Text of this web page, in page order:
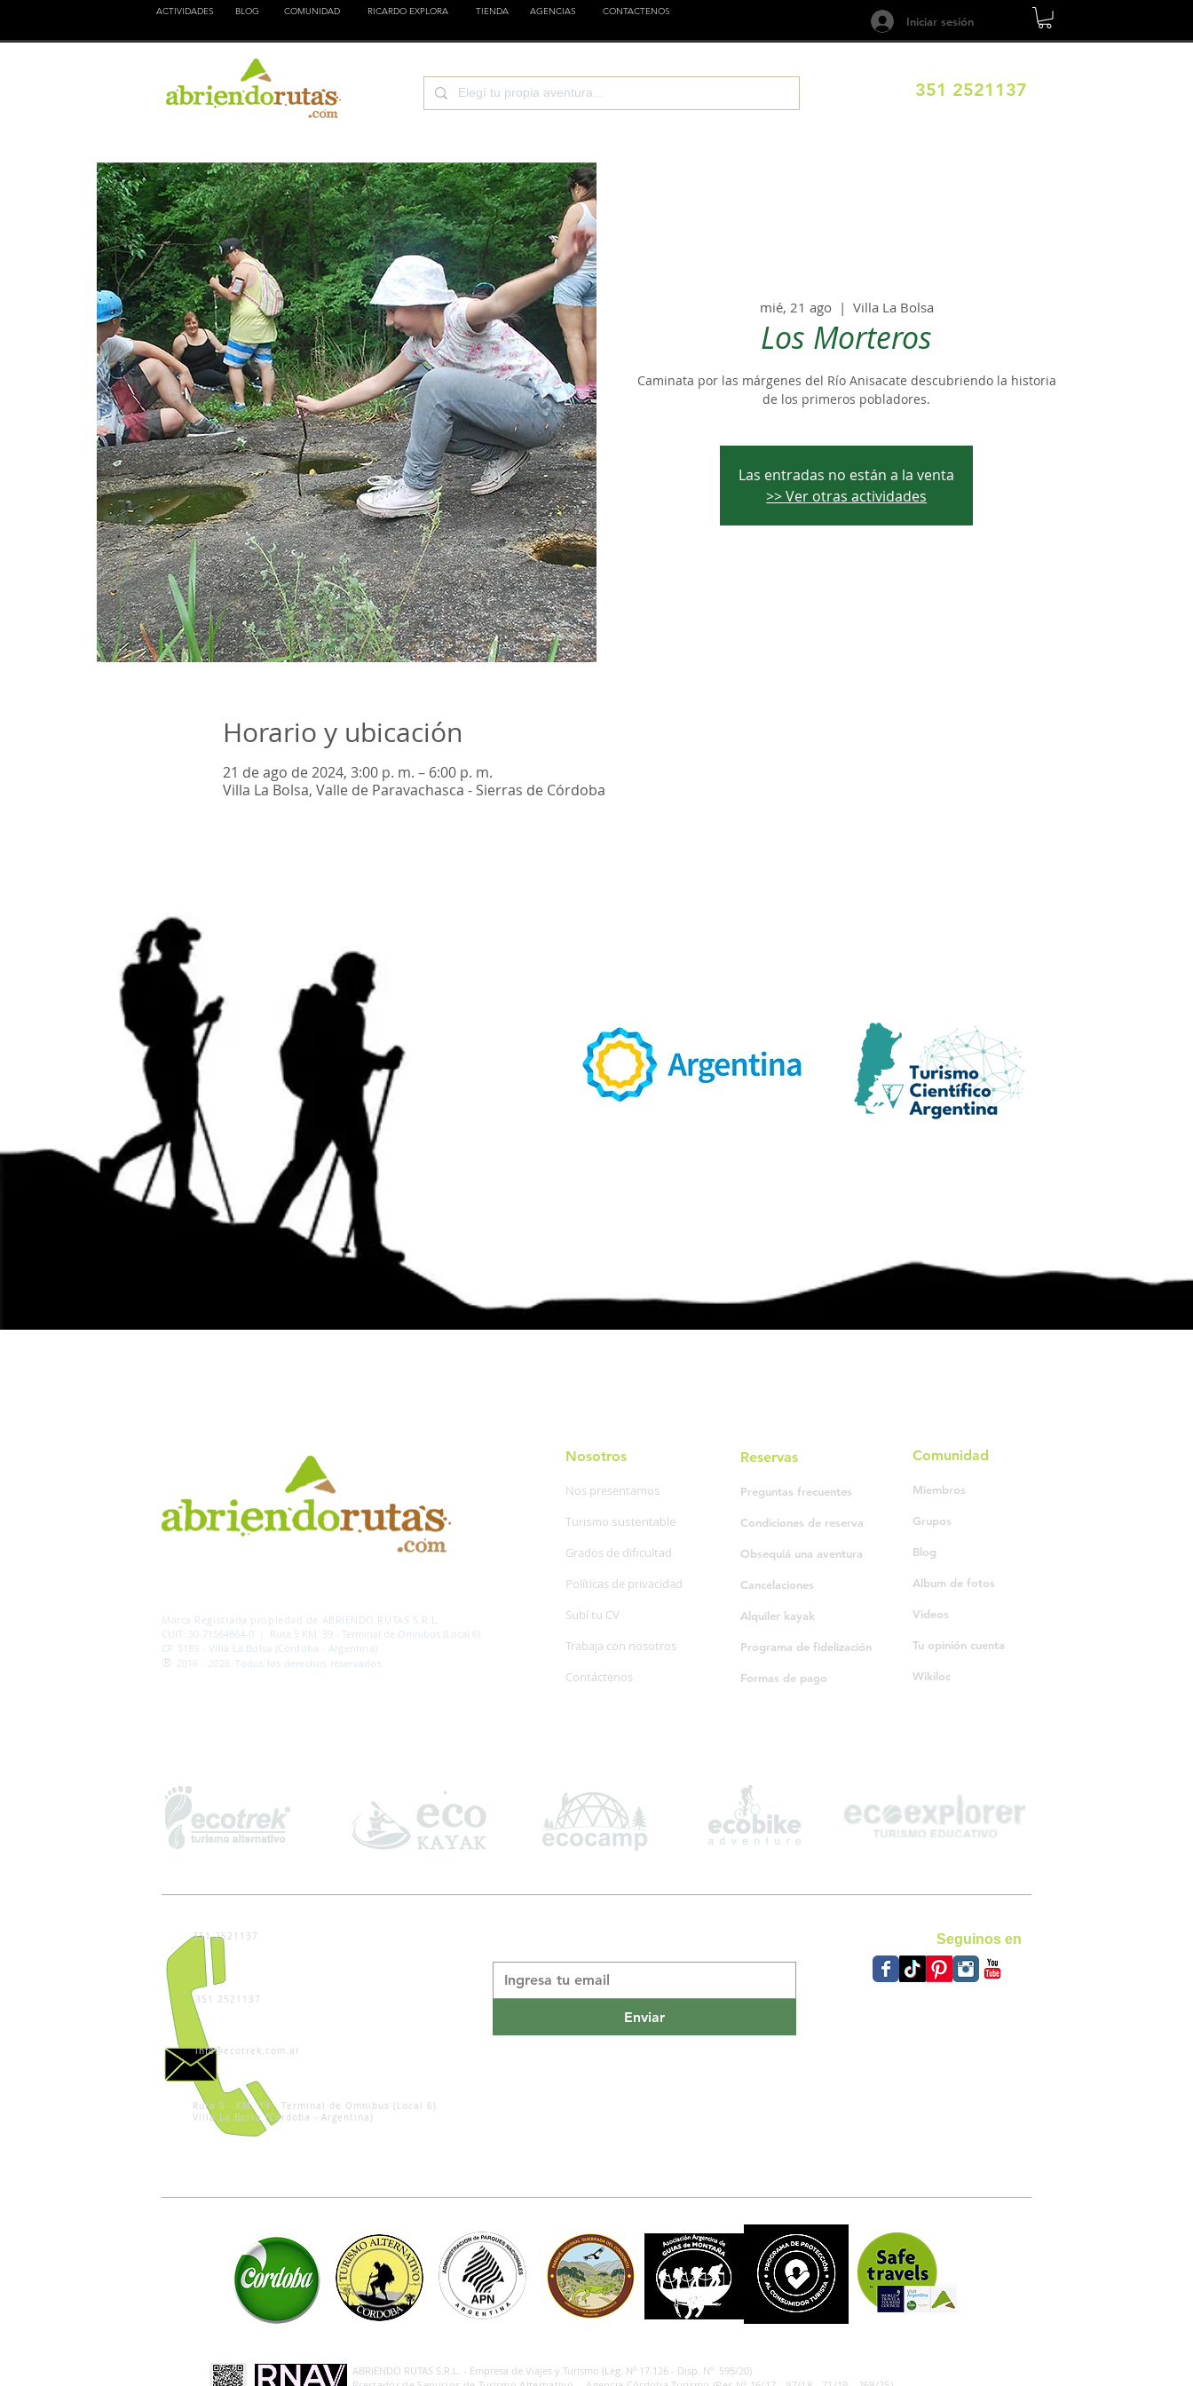
ACTIVIDADES BLOG COMUNIDAD RICARDO EXPLORA TIENDA AGENCIAS CONTACTENOS
Iniciar sesión
351 2521137
mié, 21 ago
  |
Villa La Bolsa
Los Morteros
Caminata por las márgenes del Río Anisacate descubriendo la historia
de los primeros pobladores.
Las entradas no están a la venta
>> Ver otras actividades
Horario y ubicación
21 de ago de 2024, 3:00 p. m. – 6:00 p. m.
Villa La Bolsa, Valle de Paravachasca - Sierras de Córdoba
Marca Registrada propiedad de ABRIENDO RUTAS S.R.L.
CUIT: 30-71564864-0 | Ruta 5 KM. 39 - Terminal de Omnibus (Local 6)
CP 5189 - Villa La Bolsa (Córdoba - Argentina)
® 2016 - 2026. Todos los derechos reservados.
Nosotros
Nos presentamos
Turismo sustentable
Grados de dificultad
Políticas de privacidad
Subí tu CV
Trabaja con nosotros
Contáctenos
Reservas
Preguntas frecuentes
Condiciones de reserva
Obsequiá una aventura
Cancelaciones
Alquiler kayak
Programa de fidelización
Formas de pago
Comunidad
Miembros
Grupos
Blog
Album de fotos
Videos
Tu opinión cuenta
Wikiloc
Seguinos en
351 2521137
351 2521137
info@ecotrek.com.ar
Ruta 5 - KM. 39 - Terminal de Omnibus (Local 6)
Villa La Bolsa (Córdoba - Argentina)
Enviar
ABRIENDO RUTAS S.R.L. - Empresa de Viajes y Turismo (Leg. Nº 17.126 - Disp. Nº 595/20)